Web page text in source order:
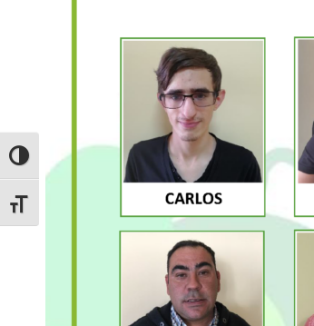
ALTERNAR ALTO CONTRASTE
ALTERNAR TAMAÑO DE LETRA